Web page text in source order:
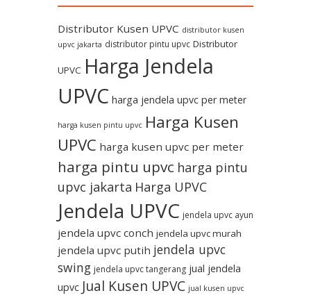
Distributor Kusen UPVC distributor kusen
upvc jakarta distributor pintu upvc Distributor
UPVC Harga Jendela
UPVC harga jendela upvc per meter
harga kusen pintu upvc Harga Kusen
UPVC harga kusen upvc per meter
harga pintu upvc harga pintu
upvc jakarta Harga UPVC
Jendela UPVC jendela upvc ayun
jendela upvc conch jendela upvc murah
jendela upvc putih jendela upvc
swing jendela upvc tangerang jual jendela
upvc Jual Kusen UPVC jual kusen upvc